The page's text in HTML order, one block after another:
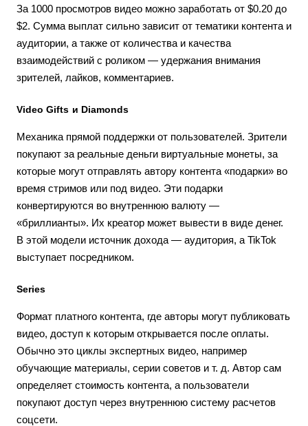
За 1000 просмотров видео можно заработать от $0.20 до
$2. Сумма выплат сильно зависит от тематики контента и
аудитории, а также от количества и качества
взаимодействий с роликом — удержания внимания
зрителей, лайков, комментариев.
Video Gifts и Diamonds
Механика прямой поддержки от пользователей. Зрители
покупают за реальные деньги виртуальные монеты, за
которые могут отправлять автору контента «подарки» во
время стримов или под видео. Эти подарки
конвертируются во внутреннюю валюту —
«бриллианты». Их креатор может вывести в виде денег.
В этой модели источник дохода — аудитория, а TikTok
выступает посредником.
Series
Формат платного контента, где авторы могут публиковать
видео, доступ к которым открывается после оплаты.
Обычно это циклы экспертных видео, например
обучающие материалы, серии советов и т. д. Автор сам
определяет стоимость контента, а пользователи
покупают доступ через внутреннюю систему расчетов
соцсети.